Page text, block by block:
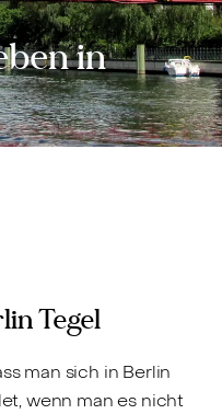
in
Tegel
man sich in Berlin
wenn man es nicht